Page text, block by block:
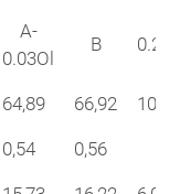
A-
0.03Ol
B
64,89 66,92 10,80
0,54 0,56